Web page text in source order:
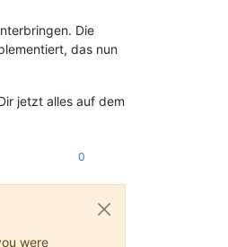
Die
das nun
jetzt alles auf dem
0
were